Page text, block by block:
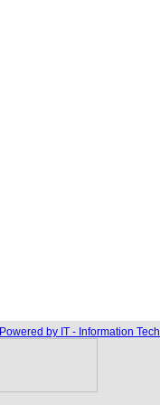
Powered by IT - Information